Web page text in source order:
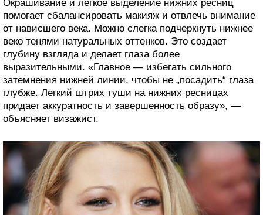
Окрашивание и легкое выделение нижних ресниц
помогает сбалансировать макияж и отвлечь внимание
от нависшего века. Можно слегка подчеркнуть нижнее
веко тенями натуральных оттенков. Это создает
глубину взгляда и делает глаза более
выразительными. «Главное — избегать сильного
затемнения нижней линии, чтобы не „посадить“ глаза
глубже. Легкий штрих туши на нижних ресницах
придает аккуратность и завершенность образу», —
объясняет визажист.